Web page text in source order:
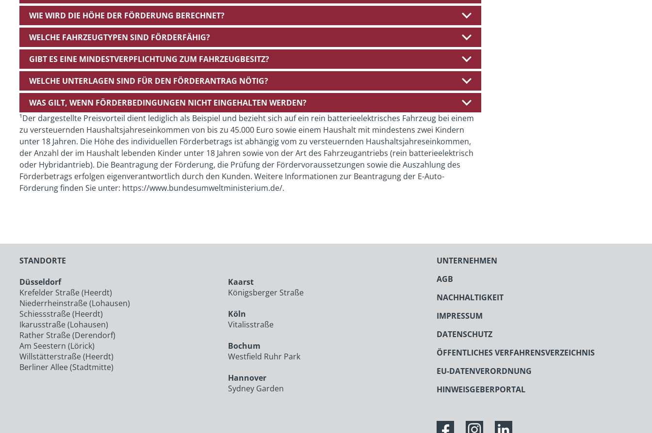
WIE WIRD DIE HÖHE DER FÖRDERUNG BERECHNET?
WELCHE FAHRZEUGTYPEN SIND FÖRDERFÄHIG?
GIBT ES EINE MINDESTVERPFLICHTUNG ZUM FAHRZEUGBESITZ?
WELCHE UNTERLAGEN SIND FÜR DEN FÖRDERANTRAG NÖTIG?
WAS GILT, WENN FÖRDERBEDINGUNGEN NICHT EINGEHALTEN WERDEN?
¹Der dargestellte Preisvorteil dient lediglich als Beispiel und bezieht sich auf ein rein batterieelektrisches Fahrzeug bei einem
zu versteuernden Haushaltsjahreseinkommen von bis zu 45.000 Euro sowie einem Haushalt mit mindestens zwei Kindern
unter 18 Jahren. Die Höhe des individuellen Förderbetrags ist abhängig vom zu versteuernden Haushaltsjahreseinkommen,
der Anzahl der im Haushalt lebenden Kinder unter 18 Jahren sowie von der Art des Fahrzeugantriebs (rein batterieelektrisch
oder Hybridantrieb). Die Beantragung der Förderung, die Prüfung der Fördervoraussetzungen sowie die Auszahlung des
Förderbetrags erfolgen eigenverantwortlich durch den Kunden. Weitere Informationen zur Beantragung der E-Auto-
Förderung finden Sie unter: https://www.bundesumweltministerium.de/.
STANDORTE
Düsseldorf
Krefelder Straße (Heerdt)
Niederrheinstraße (Lohausen)
Schiessstraße (Heerdt)
Ikarusstraße (Lohausen)
Rather Straße (Derendorf)
Am Seestern (Lörick)
Willstätterstraße (Heerdt)
Berliner Allee (Stadtmitte)
Kaarst
Königsberger Straße
Köln
Vitalisstraße
Bochum
Westfield Ruhr Park
Hannover
Sydney Garden
UNTERNEHMEN
AGB
NACHHALTIGKEIT
IMPRESSUM
DATENSCHUTZ
ÖFFENTLICHES VERFAHRENSVERZEICHNIS
EU-DATENVERORDNUNG
HINWEISGEBERPORTAL